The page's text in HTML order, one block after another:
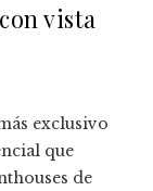
vista
exclusivo
que
de